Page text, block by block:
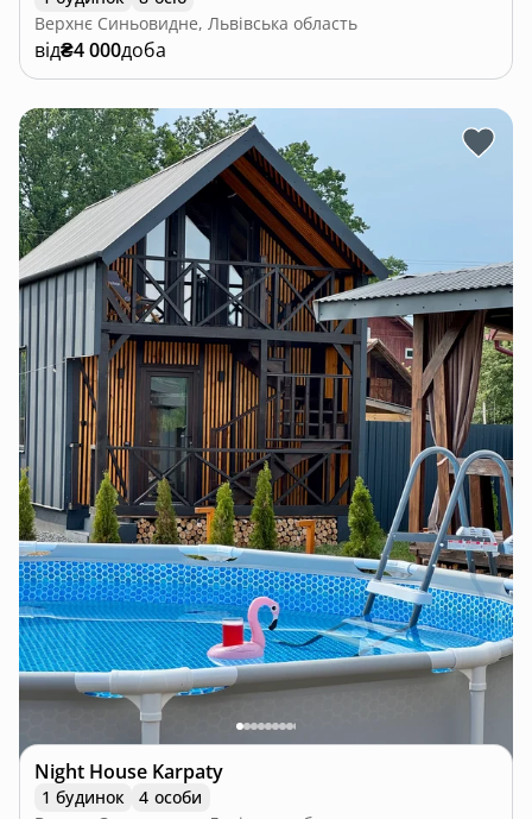
Верхнє Синьовидне, Львівська область
від₴4 000доба
Night House Karpaty
1 будинок
4 особи